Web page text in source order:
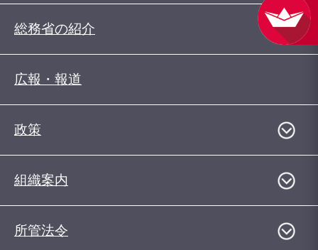
総務省の紹介
広報・報道
政策
組織案内
所管法令